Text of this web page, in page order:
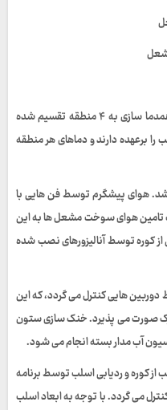
سازی به۴منطقه تقسیم شده
برعهده دارند و دماهای هر منطقه
هوای پیشگرم توسط فن هایی با
تامین هوای سوخت مشعل ها به این
کوره توسط آنالیزورهای نصب شده
هایی کنترل می گردد، که این
صورت می پذیرد. خنک سازی ستون
آب مدار بسته انجام می شود.
از کوره و ردیابی اسلب توسط برنامه
می گردد. با توجه به ابعاد اسلب